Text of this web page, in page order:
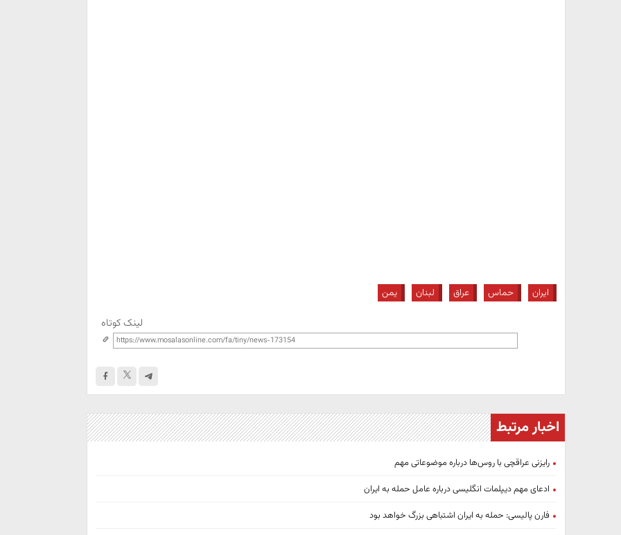
ایران حماس عراق لبنان یمن
لینک کوتاه
اخبار مرتبط
رایزنی عراقچی با روس‌ها درباره موضوعاتی مهم
ادعای مهم دیپلمات انگلیسی درباره عامل حمله به ایران
فارن پالیسی: حمله به ایران اشتباهی بزرگ خواهد بود